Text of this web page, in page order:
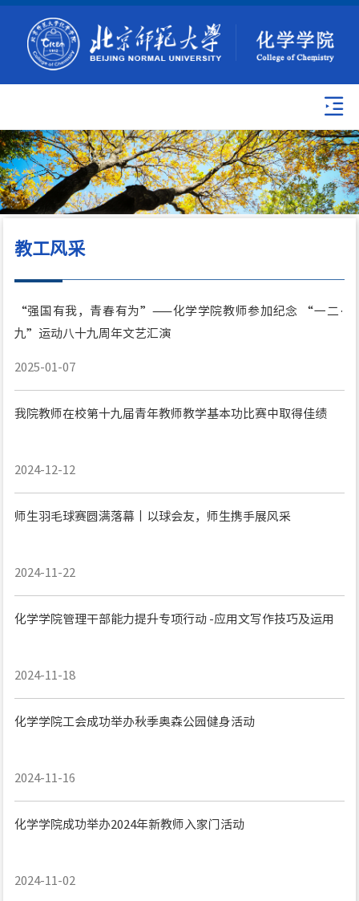
教工风采
“强国有我，青春有为”——化学学院教师参加纪念 “一二·
九”运动八十九周年文艺汇演
2025-01-07
我院教师在校第十九届青年教师教学基本功比赛中取得佳绩
2024-12-12
师生羽毛球赛圆满落幕丨以球会友，师生携手展风采
2024-11-22
化学学院管理干部能力提升专项行动 -应用文写作技巧及运用
2024-11-18
化学学院工会成功举办秋季奥森公园健身活动
2024-11-16
化学学院成功举办2024年新教师入家门活动
2024-11-02